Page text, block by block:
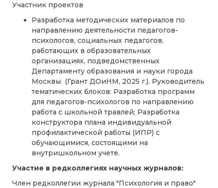
Участник проектов
Разработка методических материалов по
направлению деятельности педагогов-
психологов, социальных педагогов,
работающих в образовательных
организациях, подведомственных
Департаменту образования и науки города
Москвы (Грант ДОиНМ, 2025 г.). Руководитель
тематических блоков: Разработка программ
для педагогов-психологов по направлению
работа с школьной травлей; Разработка
конструктора плана индивидуальной
профилактической работы (ИПР) с
обучающимися, состоящими на
внутришкольном учете.
Участие в редколлегиях научных журналов:
Член редколлегии журнала "Психология и право"